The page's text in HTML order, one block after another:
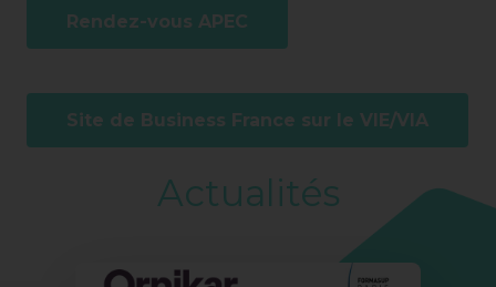
Rendez-vous APEC
Site de Business France sur le VIE/VIA
Actualités